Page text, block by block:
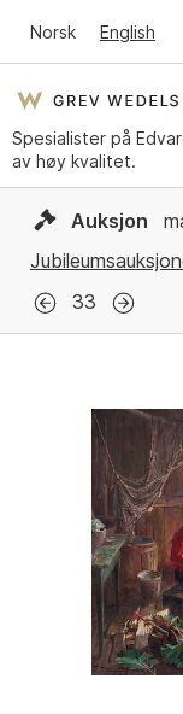
Norsk English
Spesialister på
av høy kvalitet.
Auksjon
33